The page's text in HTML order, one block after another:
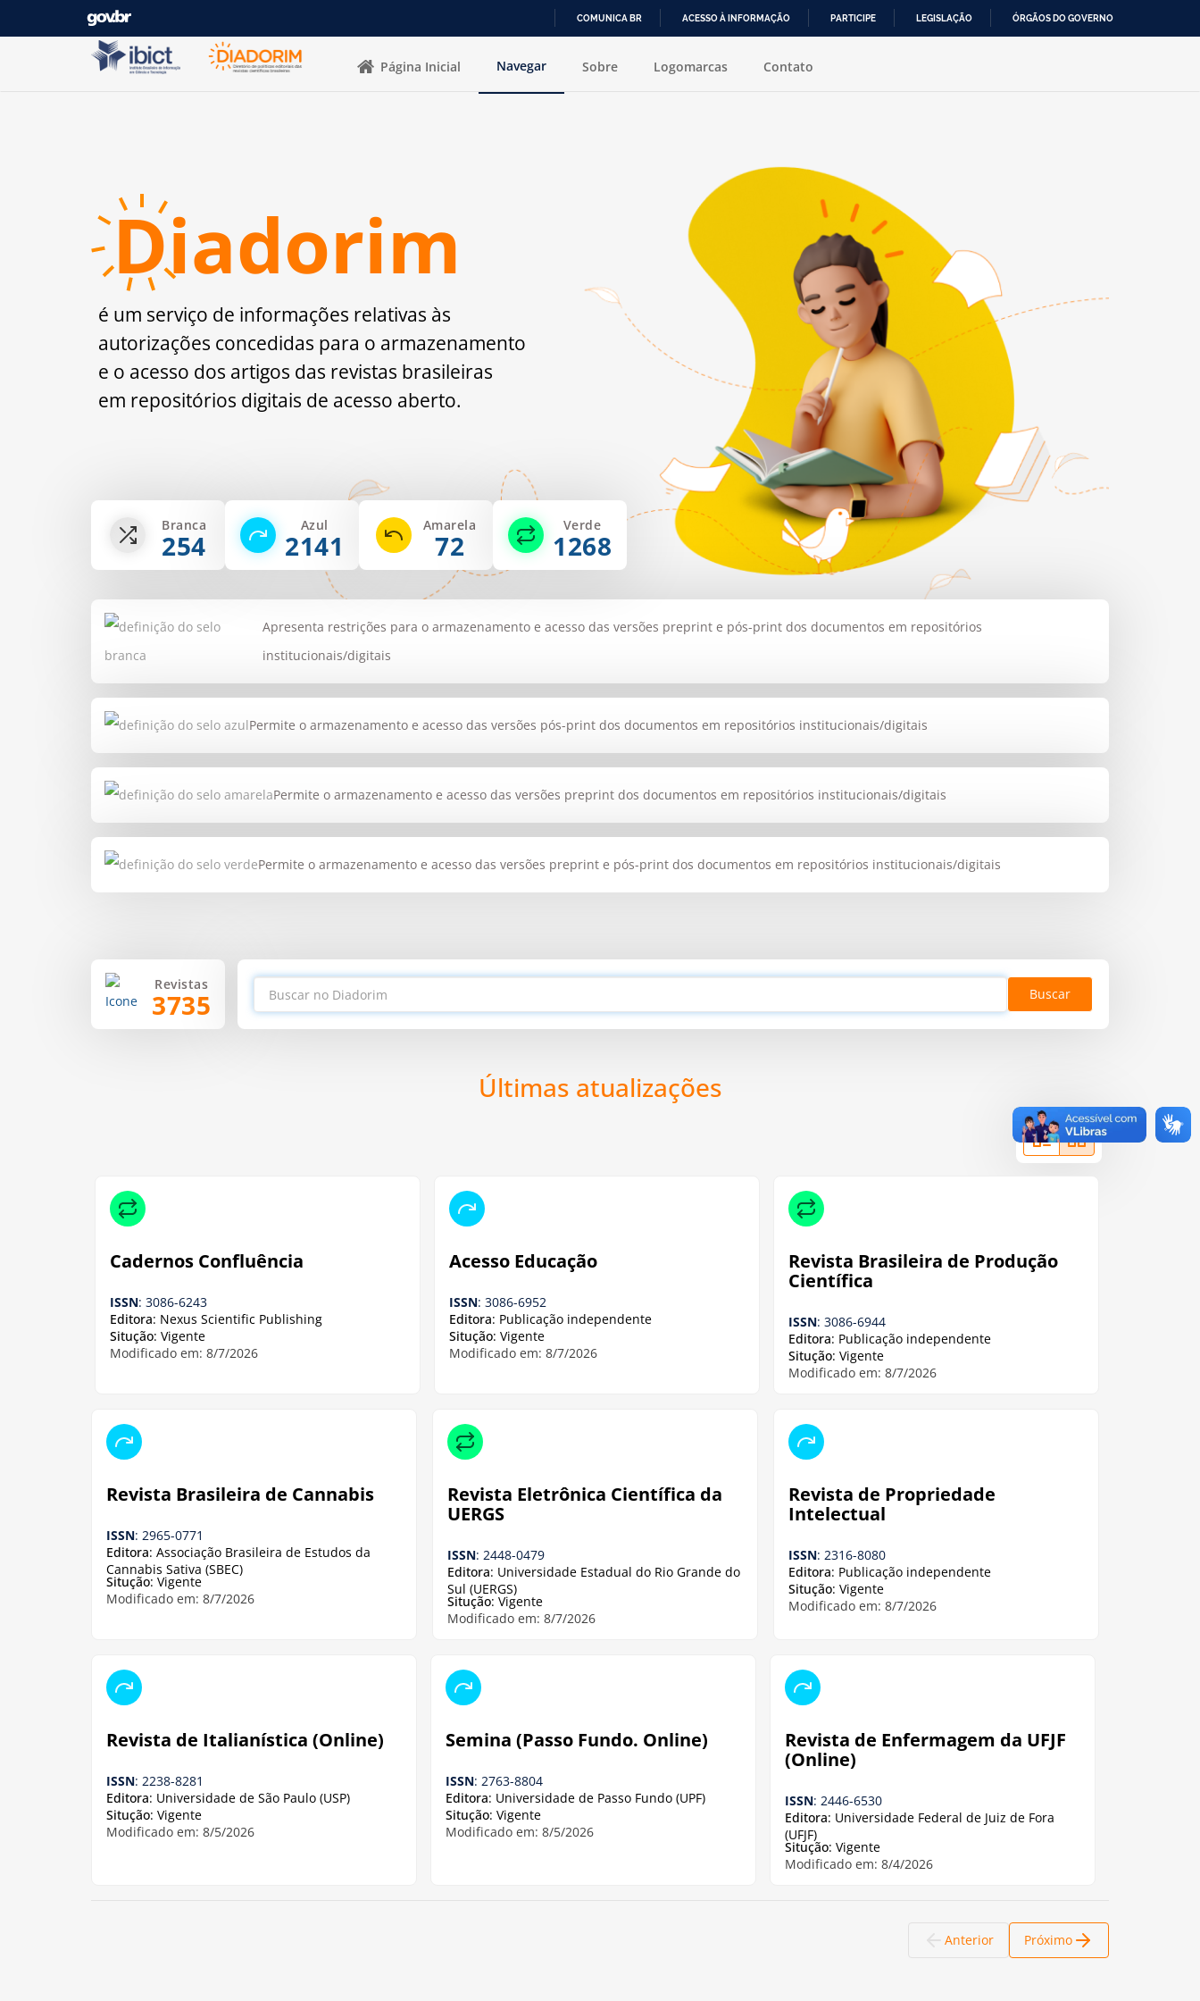
COMUNICA BR ACESSO À INFORMAÇÃO PARTICIPE LEGISLAÇÃO ÓRGÃOS DO GOVERNO
Pular para o conteúdo
Página Inicial
Navegar Sobre Logomarcas Contato
Diadorim
é um serviço de informações relativas às
autorizações concedidas para o armazenamento
e o acesso dos artigos das revistas brasileiras
em repositórios digitais de acesso aberto.
Branca
254
Azul
2141
Amarela
72
Verde
1268
Apresenta restrições para o armazenamento e acesso das versões preprint e pós-print dos documentos em repositórios
institucionais/digitais
Permite o armazenamento e acesso das versões pós-print dos documentos em repositórios institucionais/digitais
Permite o armazenamento e acesso das versões preprint dos documentos em repositórios institucionais/digitais
Permite o armazenamento e acesso das versões preprint e pós-print dos documentos em repositórios institucionais/digitais
Revistas
3735 Buscar
Últimas atualizações
Cadernos Confluência
ISSN: 3086-6243
Editora: Nexus Scientific Publishing
Situção: Vigente
Modificado em: 8/7/2026
Acesso Educação
ISSN: 3086-6952
Editora: Publicação independente
Situção: Vigente
Modificado em: 8/7/2026
Revista Brasileira de Produção
Científica
ISSN: 3086-6944
Editora: Publicação independente
Situção: Vigente
Modificado em: 8/7/2026
Revista Brasileira de Cannabis
ISSN: 2965-0771
Editora: Associação Brasileira de Estudos da
Cannabis Sativa (SBEC)
Situção: Vigente
Modificado em: 8/7/2026
Revista Eletrônica Científica da
UERGS
ISSN: 2448-0479
Editora: Universidade Estadual do Rio Grande do
Sul (UERGS)
Situção: Vigente
Modificado em: 8/7/2026
Revista de Propriedade
Intelectual
ISSN: 2316-8080
Editora: Publicação independente
Situção: Vigente
Modificado em: 8/7/2026
Revista de Italianística (Online)
ISSN: 2238-8281
Editora: Universidade de São Paulo (USP)
Situção: Vigente
Modificado em: 8/5/2026
Semina (Passo Fundo. Online)
ISSN: 2763-8804
Editora: Universidade de Passo Fundo (UPF)
Situção: Vigente
Modificado em: 8/5/2026
Revista de Enfermagem da UFJF
(Online)
ISSN: 2446-6530
Editora: Universidade Federal de Juiz de Fora
(UFJF)
Situção: Vigente
Modificado em: 8/4/2026
Anterior Próximo